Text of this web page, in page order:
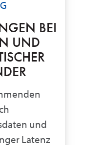
BEI
UND
und
Latenz